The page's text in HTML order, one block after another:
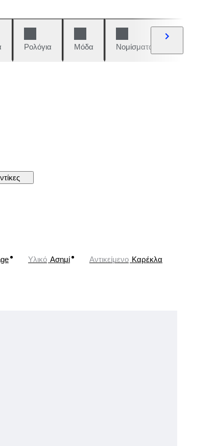
Ρολόγια Μόδα Νομίσματα και
Υλικό Ασημί Αντικείμενο Καρέκλα